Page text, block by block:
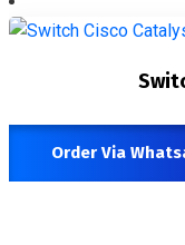
Order Via